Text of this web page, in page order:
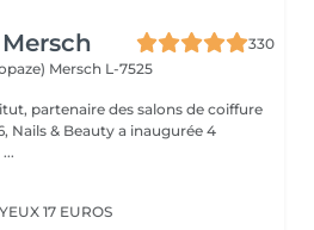
330
Mersch L-7525
partenaire des salons de coiffure
Nails & Beauty a inaugurée 4
17 EUROS